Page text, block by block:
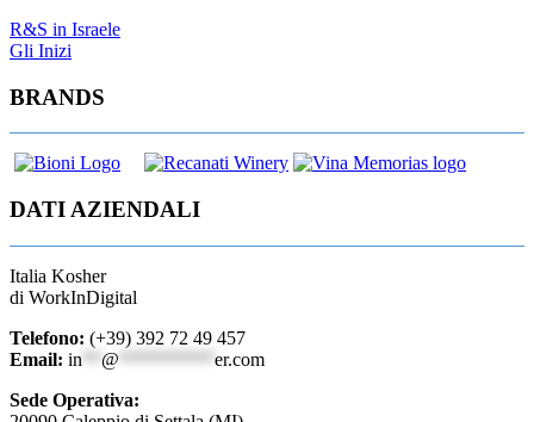
Navigazione
articoli
R&S in Israele
Gli Inizi
BRANDS
DATI AZIENDALI
Italia Kosher
di WorkInDigital
Telefono: (+39) 392 72 49 457
Email: in @
er.com
Sede Operativa: